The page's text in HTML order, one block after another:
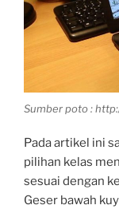
b
k
s
A
p
Sumber poto :
Pada artikel ini
pilihan kelas
sesuai dengan
Geser bawah